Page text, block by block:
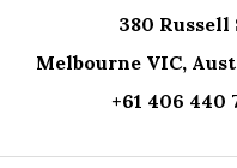
380 Russell
Melbourne VIC,
+61 406 440